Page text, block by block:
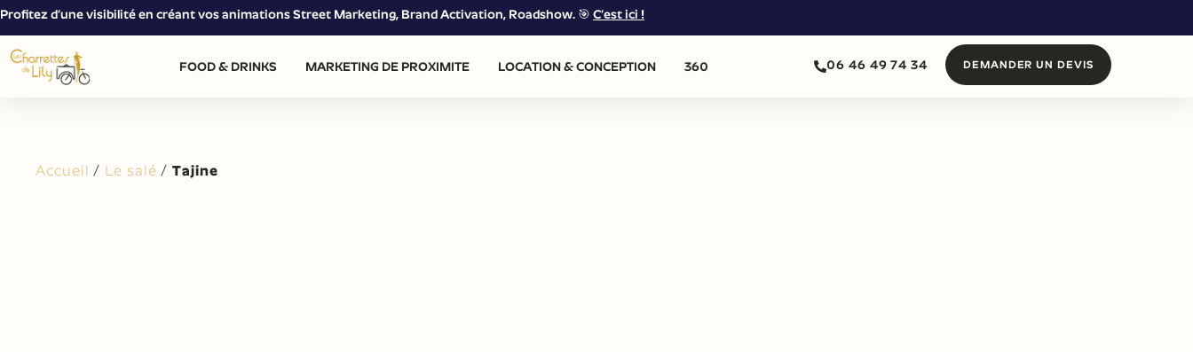
Profitez d’une visibilité en créant vos animations Street Marketing, Brand Activation, Roadshow. 🎯 C’est ici !
FOOD & DRINKS MARKETING DE PROXIMITE LOCATION & CONCEPTION 360 06 46 49 74 34 DEMANDER UN DEVIS
Accueil / Le salé /Tajine